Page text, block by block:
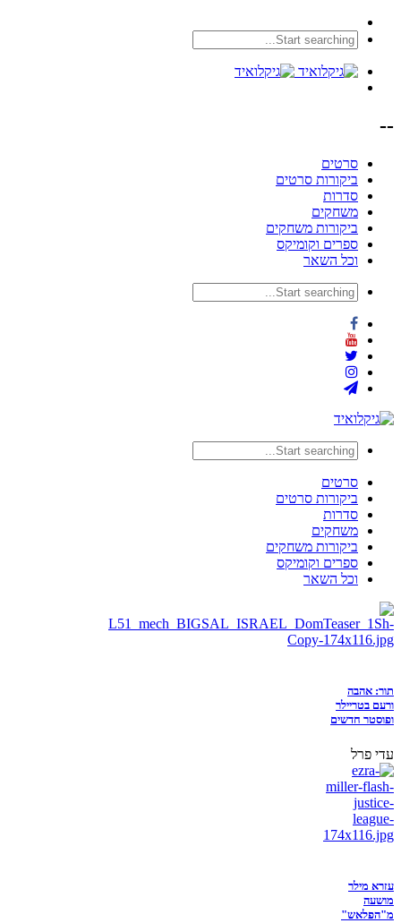
--
סרטים
ביקורות סרטים
סדרות
משחקים
ביקורות משחקים
ספרים וקומיקס
וכל השאר
סרטים
ביקורות סרטים
סדרות
משחקים
ביקורות משחקים
ספרים וקומיקס
וכל השאר
תור: אהבה
ורעם בטריילר
ופוסטר חדשים
עדי פרל
עזרא מילר
מושעה
מ"הפלאש"